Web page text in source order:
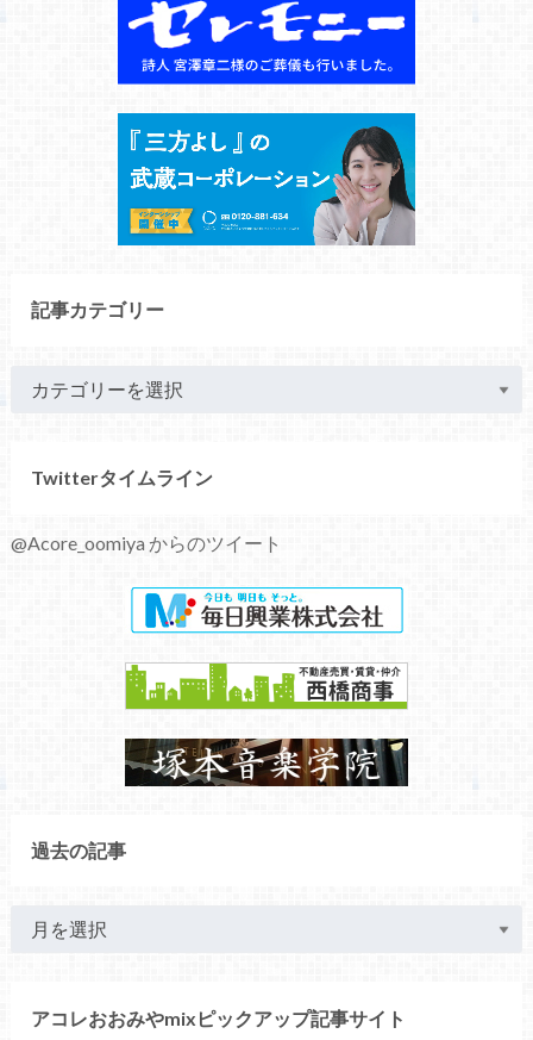
記事カテゴリー
Twitterタイムライン
@Acore_oomiya からのツイート
過去の記事
アコレおおみやmixピックアップ記事サイト